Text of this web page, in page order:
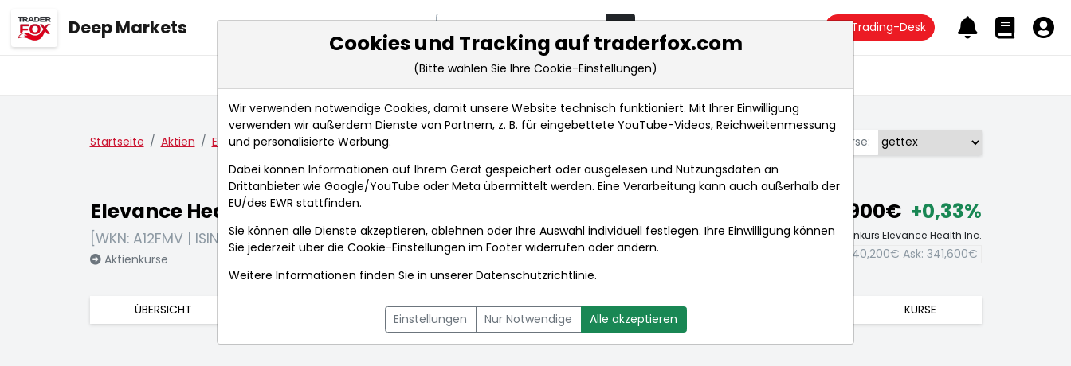
Deep Markets Trading-Desk
Markt-Analysen Market Tools Realtimekurse Nachrichten
Startseite Aktien Elevance Health Inc. Fundamentaldaten Börse:
Elevance Health Inc.
[WKN: A12FMV | ISIN: US0367521038]
Aktienkurse
340,900€ +0,33%
Echtzeit-Aktienkurs Elevance Health Inc.
340,200€ Ask: 341,600€
ÜBERSICHT NACHRICHTEN CHARTTOOL KURSE
Cookies und Tracking auf traderfox.com
(Bitte wählen Sie Ihre Cookie-Einstellungen)
Wir verwenden notwendige Cookies, damit unsere Website technisch funktioniert. Mit Ihrer Einwilligung
verwenden wir außerdem Dienste von Partnern, z. B. für eingebettete YouTube-Videos, Reichweitenmessung
und personalisierte Werbung.
Dabei können Informationen auf Ihrem Gerät gespeichert oder ausgelesen und Nutzungsdaten an
Drittanbieter wie Google/YouTube oder Meta übermittelt werden. Eine Verarbeitung kann auch außerhalb der
EU/des EWR stattfinden.
Sie können alle Dienste akzeptieren, ablehnen oder Ihre Auswahl individuell festlegen. Ihre Einwilligung können
Sie jederzeit über die Cookie-Einstellungen im Footer widerrufen oder ändern.
Weitere Informationen finden Sie in unserer Datenschutzrichtlinie.
Einstellungen Nur Notwendige Alle akzeptieren